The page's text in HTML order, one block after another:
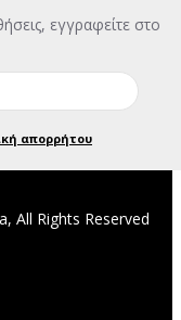
εγγραφείτε στο
απορρήτου
All Rights Reserved